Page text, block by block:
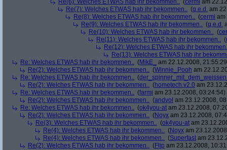
Re(6): Welches ETWAS hab ihr bekommen.. (cermi am
Re(7): Welches ETWAS hab ihr bekommen.. (q.e.d. am
Re(8): Welches ETWAS hab ihr bekommen.. (cermi am
Re(9): Welches ETWAS hab ihr bekommen.. (q.e.d.
Re(10): Welches ETWAS hab ihr bekommen.. (
Re(11): Welches ETWAS hab ihr bekommen.. (
Re(12): Welches ETWAS hab ihr
Re(13): Welches ETWAS hab ihr
Re: Welches ETWAS hab ihr bekommen.. (MikE_
am 22.12.2008,
Re(2): Welches ETWAS hab ihr bekommen.. (Winnie_Pooh am
Re: Welches ETWAS hab ihr bekommen.. (
Re(2): Welches ETWAS hab ihr bekommen.. (hometech.v2.0 am
Re: Welches ETWAS hab ihr bekommen.. (farmi am 23.12.2008, 03:24:54)
Re(2): Welches ETWAS hab ihr bekommen.. (andvol am 23.12.2008,
Re: Welches ETWAS hab ihr bekommen.. (ok4you-at am 23.12.2008,
Re(2): Welches ETWAS hab ihr bekommen.. (Noyx am 23.12.2008,
Re(3): Welches ETWAS hab ihr bekommen.. (ok4you-at am
Re(4): Welches ETWAS hab ihr bekommen.. (Noyx am
Re(4): Welches ETWAS hab ihr bekommen.. (Superfast am
Re(2): Welches ETWAS hab ihr bekommen.. (Flip am 23.12.2008,